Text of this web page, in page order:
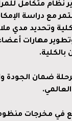
نظام متكامل
مع دراسة
وتحديد مدي
مهارات
بالكلية.
ضمان الجودة
.